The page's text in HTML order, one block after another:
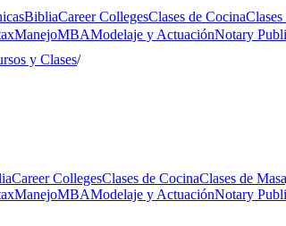
BibliaCareer CollegesClases de Cocina
ManejoMBAModelaje y ActuaciónNotary
y Clases/
Career CollegesClases de CocinaClases de
ManejoMBAModelaje y ActuaciónNotary